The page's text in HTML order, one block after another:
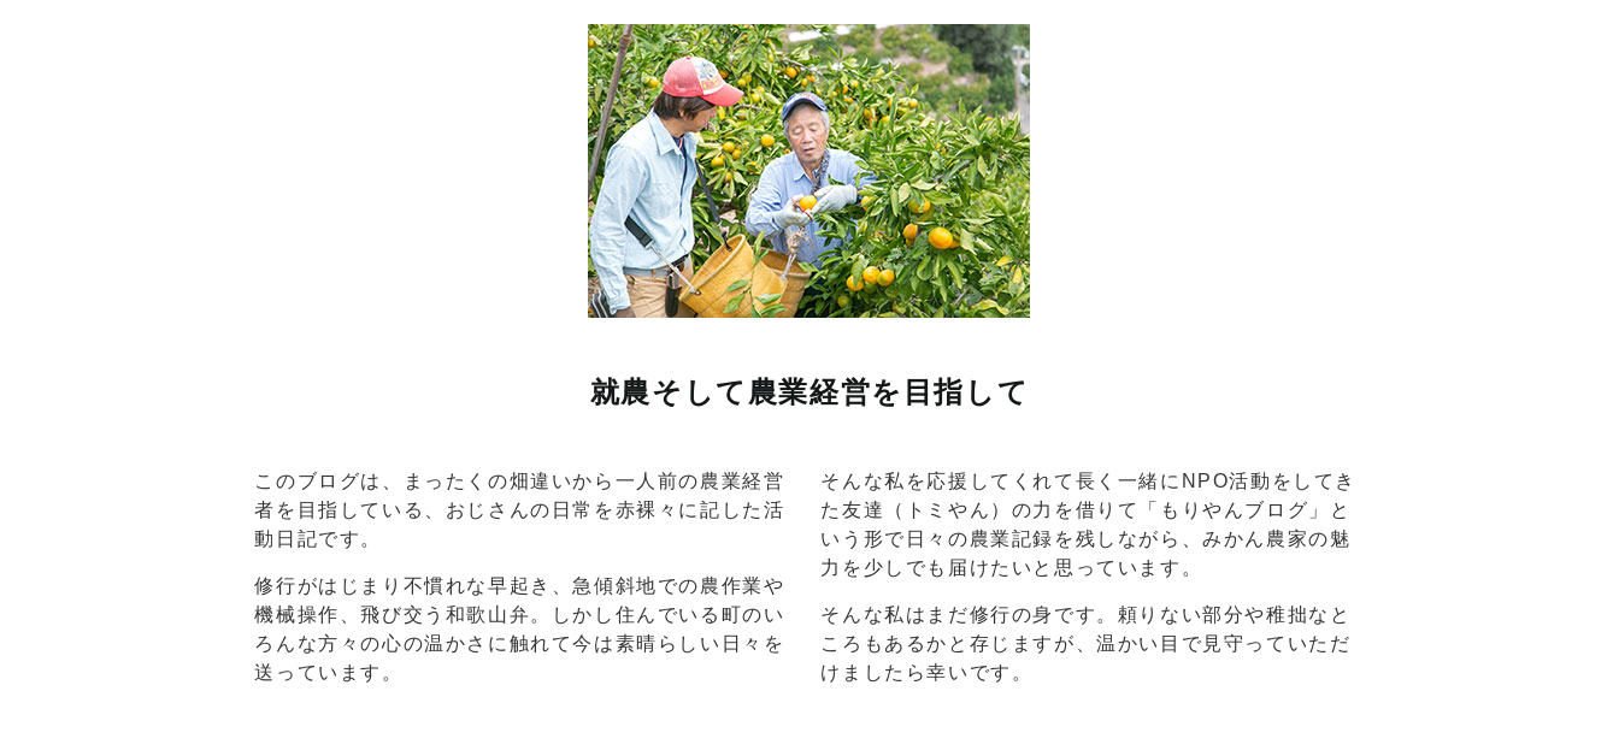
就農そして農業経営を目指して
このブログは、まったくの畑違いから一人前の農業経営
者を目指している、おじさんの日常を赤裸々に記した活
動日記です。
修行がはじまり不慣れな早起き、急傾斜地での農作業や
機械操作、飛び交う和歌山弁。しかし住んでいる町のい
ろんな方々の心の温かさに触れて今は素晴らしい日々を
送っています。
そんな私を応援してくれて長く一緒にNPO活動をしてき
た友達（トミやん）の力を借りて「もりやんブログ」と
いう形で日々の農業記録を残しながら、みかん農家の魅
力を少しでも届けたいと思っています。
そんな私はまだ修行の身です。頼りない部分や稚拙なと
ころもあるかと存じますが、温かい目で見守っていただ
けましたら幸いです。